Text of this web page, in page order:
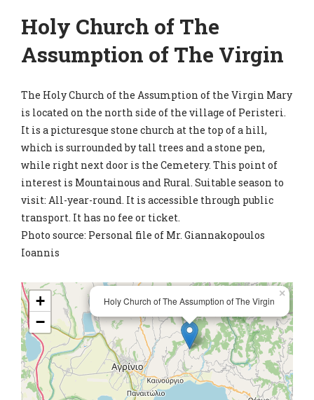
Holy Church of The
Assumption of The Virgin
The Holy Church of the Assumption of the Virgin Mary
is located on the north side of the village of Peristeri.
It is a picturesque stone church at the top of a hill,
which is surrounded by tall trees and a stone pen,
while right next door is the Cemetery. This point of
interest is Mountainous and Rural. Suitable season to
visit: All-year-round. It is accessible through public
transport. It has no fee or ticket.
Photo source: Personal file of Mr. Giannakopoulos
Ioannis
Holy Church of The Assumption of The Virgin
×
+
−